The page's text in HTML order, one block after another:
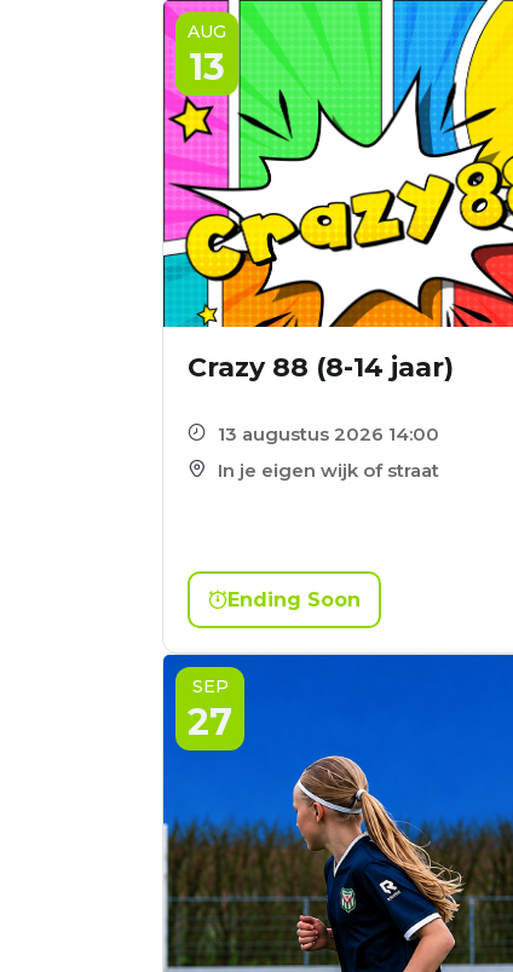
AUG
13
Crazy 88 (8-14 jaar)
13 augustus 2026 14:00
In je eigen wijk of straat
Ending Soon
SEP
27